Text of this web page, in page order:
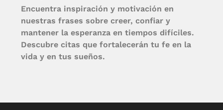
Encuentra inspiración y motivación en
nuestras frases sobre creer, confiar y
mantener la esperanza en tiempos difíciles.
Descubre citas que fortalecerán tu fe en la
vida y en tus sueños.